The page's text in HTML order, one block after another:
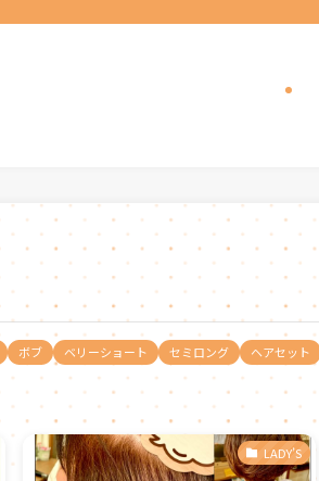
ボブ ベリーショート セミロング ヘアセット
LADY’S